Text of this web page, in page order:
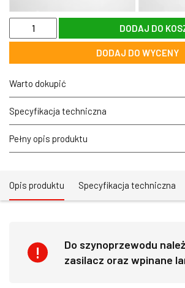
ilość
szynoprzewód
podwieszany
na
linkach
OPTONICA®
XL
-
czarny
DODAJ DO
DODAJ DO WYCENY
Warto dokupić
Specyfikacja techniczna
Pełny opis produktu
Opis produktu Specyfikacja techniczna
Do szynoprzewodu
zasilacz oraz wpinane